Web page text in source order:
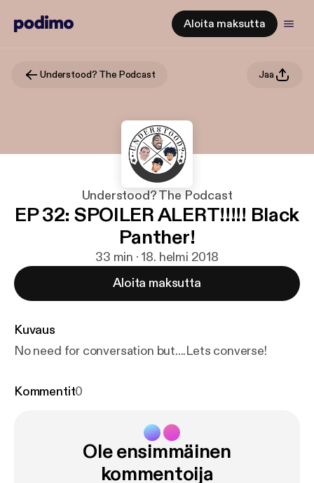
Aloita maksutta
Understood? The Podcast Jaa
Understood? The Podcast
EP 32: SPOILER ALERT!!!!! Black
Panther!
33 min · 18. helmi 2018
Aloita maksutta
Kuvaus
No need for conversation but....Lets converse!
Kommentit0
Ole ensimmäinen
kommentoija